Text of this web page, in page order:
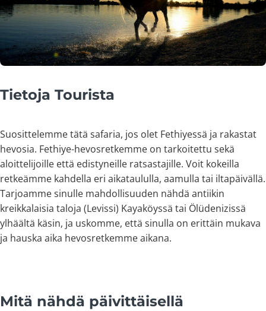
Tietoja Tourista
Suosittelemme tätä safaria, jos olet Fethiyessä ja rakastat
hevosia. Fethiye-hevosretkemme on tarkoitettu sekä
aloittelijoille että edistyneille ratsastajille. Voit kokeilla
retkeämme kahdella eri aikataululla, aamulla tai iltapäivällä.
Tarjoamme sinulle mahdollisuuden nähdä antiikin
kreikkalaisia taloja (Levissi) Kayaköyssä tai Ölüdenizissä
ylhäältä käsin, ja uskomme, että sinulla on erittäin mukava
ja hauska aika hevosretkemme aikana.
Mitä nähdä päivittäisellä